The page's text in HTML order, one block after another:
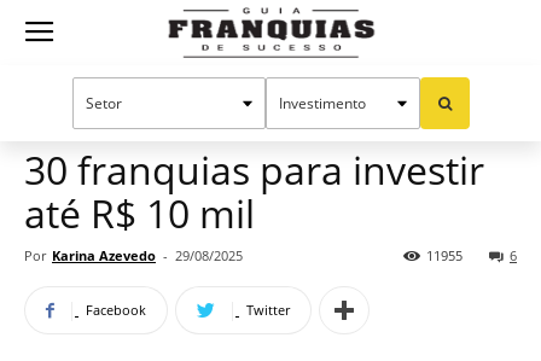
Guia
Oportunidades e tendências
30 franquias para investir
até R$ 10 mil
Por Karina Azevedo - 29/08/2025 6
11955
Facebook Twitter